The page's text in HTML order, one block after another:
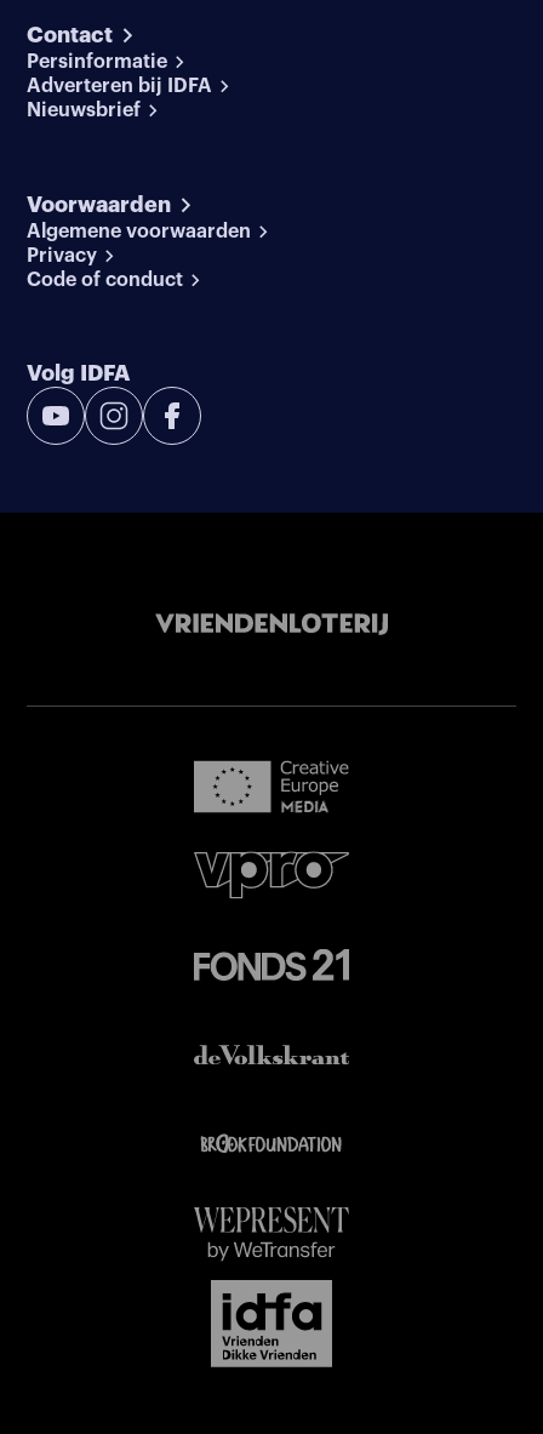
Contact
Persinformatie
Adverteren bij IDFA
Nieuwsbrief
Voorwaarden
Algemene voorwaarden
Privacy
Code of conduct
Volg IDFA